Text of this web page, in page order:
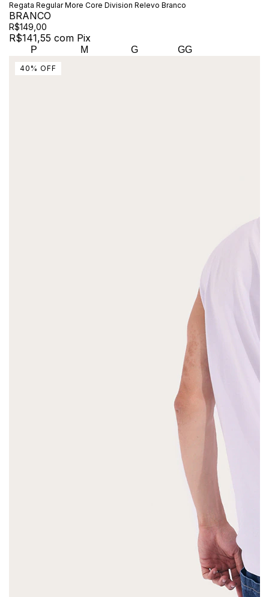
Regata Regular More Core Division Relevo Branco
BRANCO
R$149,00
R$141,55 com Pix
P M G GG
40 % OFF